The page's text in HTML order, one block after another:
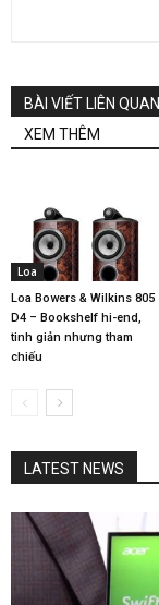
BÀI VIẾT LIÊN QUAN
XEM THÊM
Loa
Loa Bowers & Wilkins 805
D4 – Bookshelf hi-end,
tinh giản nhưng tham
chiếu
LATEST NEWS